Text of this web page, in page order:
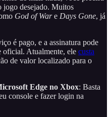
jogo desejado. Muitos
God of Ware Days Gone, já
é pago, e a assinatura pode
oficial. Atualmente, ele custa
de valor localizado para o
Edge no Xbox: Basta
console e fazer login na